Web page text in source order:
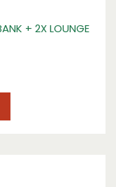
+ 2X LOUNGE